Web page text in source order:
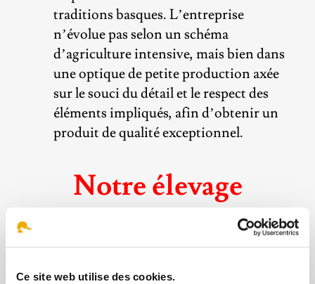
Ce site web utilise des cookies.
traditions basques. L’entreprise
n’évolue pas selon un schéma
d’agriculture intensive, mais bien dans
une optique de petite production axée
sur le souci du détail et le respect des
éléments impliqués, afin d’obtenir un
produit de qualité exceptionnel.
Notre élevage
Notre vision traditionnelle de la ferme